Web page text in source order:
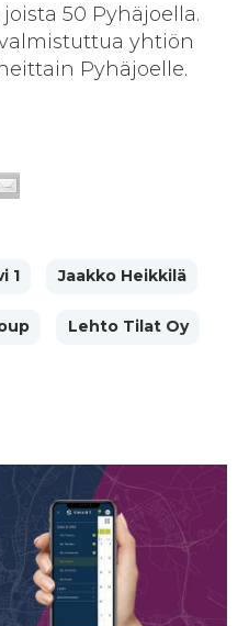
50 Pyhäjoella.
yhtiön
Pyhäjoelle.
1 Jaakko Heikkilä
Lehto Tilat Oy